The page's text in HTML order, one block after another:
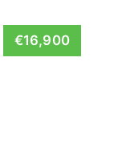
€16,900